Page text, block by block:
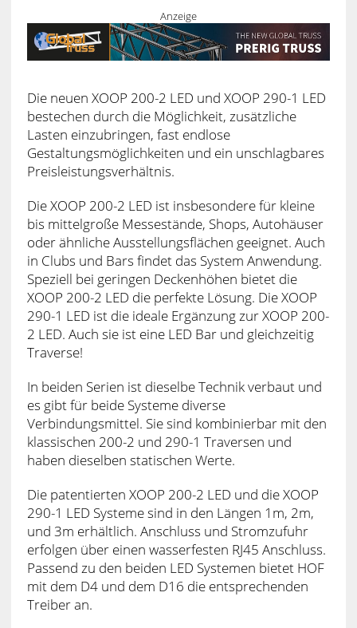
Anzeige
Die neuen XOOP 200-2 LED und XOOP 290-1 LED
bestechen durch die Möglichkeit, zusätzliche
Lasten einzubringen, fast endlose
Gestaltungsmöglichkeiten und ein unschlagbares
Preisleistungsverhältnis.
Die XOOP 200-2 LED ist insbesondere für kleine
bis mittelgroße Messestände, Shops, Autohäuser
oder ähnliche Ausstellungsflächen geeignet. Auch
in Clubs und Bars findet das System Anwendung.
Speziell bei geringen Deckenhöhen bietet die
XOOP 200-2 LED die perfekte Lösung. Die XOOP
290-1 LED ist die ideale Ergänzung zur XOOP 200-
2 LED. Auch sie ist eine LED Bar und gleichzeitig
Traverse!
In beiden Serien ist dieselbe Technik verbaut und
es gibt für beide Systeme diverse
Verbindungsmittel. Sie sind kombinierbar mit den
klassischen 200-2 und 290-1 Traversen und
haben dieselben statischen Werte.
Die patentierten XOOP 200-2 LED und die XOOP
290-1 LED Systeme sind in den Längen 1m, 2m,
und 3m erhältlich. Anschluss und Stromzufuhr
erfolgen über einen wasserfesten RJ45 Anschluss.
Passend zu den beiden LED Systemen bietet HOF
mit dem D4 und dem D16 die entsprechenden
Treiber an.